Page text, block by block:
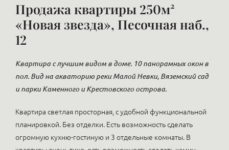
Продажа квартиры 250м²
«Новая звезда», Песочная наб.,
12
Квартира с лучшим видом в доме. 10 панорамных окон в
пол. Вид на акваторию реки Малой Невки, Вяземский сад
и парки Каменного и Крестовского острова.
Квартира светлая просторная, с удобной функциональной
планировкой. Без отделки. Есть возможность сделать
огромную кухню-гостиную и 3 отдельные комнаты. В